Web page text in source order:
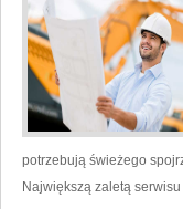
potrzebują świeżego
Największą zaletą